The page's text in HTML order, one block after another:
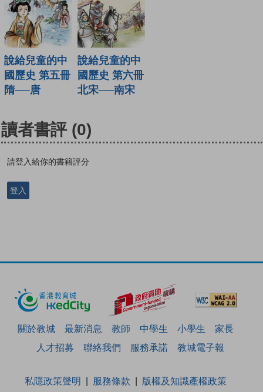
說給兒童的中
國歷史 第五冊
隋──唐
說給兒童的中
國歷史 第六冊
北宋──南宋
讀者書評 (0)
請登入給你的書籍評分
登入
關於教城 最新消息 教師 中學生 小學生
家長
人才招募
聯絡我們 服務承諾 教城電子報
私隱政策聲明 服務條款
版權及知識產權政策